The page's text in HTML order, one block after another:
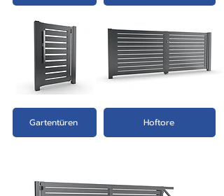
7-8 Wochen, aber wir versichern
unseren Kunden, dass das Warten
sich lohnt, da sie ein einzigartiges
und hochwertiges Möbelstück
erhalten, das perfekt zu ihnen
passt.
Gartentüren Hoftore